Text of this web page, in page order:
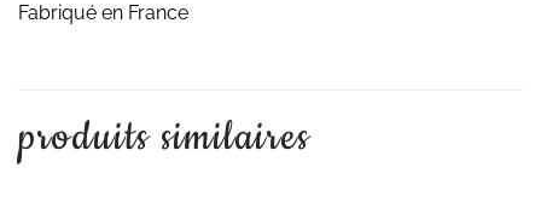
Fabriqué en France
produits similaires